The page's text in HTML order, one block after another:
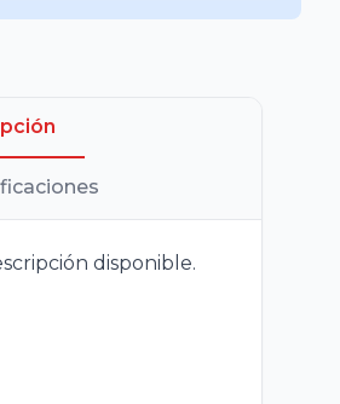
disponible.